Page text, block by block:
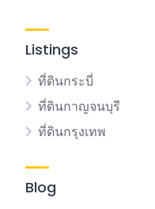
Listings
ที่ดินกระบี่
ที่ดินกาญจนบุรี
ที่ดินกรุงเทพ
Blog